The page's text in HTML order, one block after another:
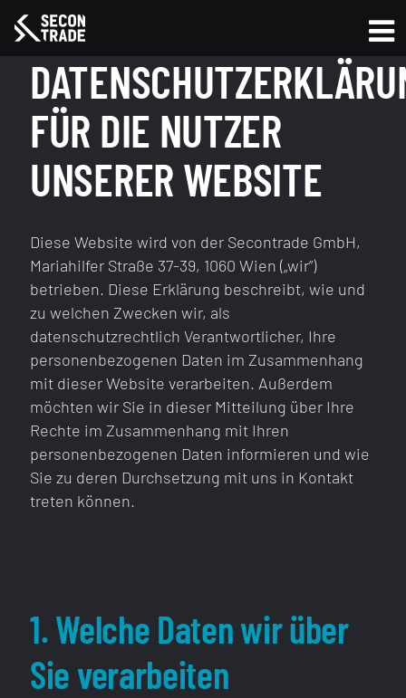
FÜR DIE NUTZER
UNSERER WEBSITE
Diese Website wird von der Secontrade GmbH,
Mariahilfer Straße 37-39, 1060 Wien („wir”)
betrieben. Diese Erklärung beschreibt, wie und
zu welchen Zwecken wir, als
datenschutzrechtlich Verantwortlicher, Ihre
personenbezogenen Daten im Zusammenhang
mit dieser Website verarbeiten. Außerdem
möchten wir Sie in dieser Mitteilung über Ihre
Rechte im Zusammenhang mit Ihren
personenbezogenen Daten informieren und wie
Sie zu deren Durchsetzung mit uns in Kontakt
treten können.
1. Welche Daten wir über
Sie verarbeiten